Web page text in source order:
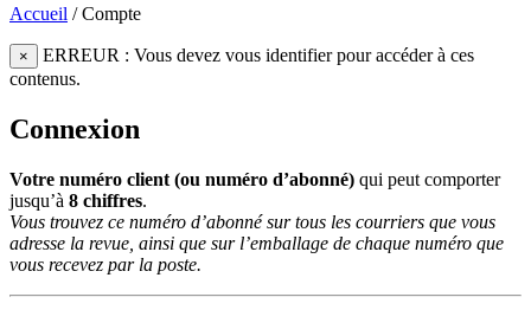
Accueil /Compte
×
ERREUR : Vous devez vous identifier pour accéder à ces
contenus.
Connexion
Votre numéro client (ou numéro d’abonné) qui peut comporter
jusqu’à 8 chiffres.
Vous trouvez ce numéro d’abonné sur tous les courriers que vous
adresse la revue, ainsi que sur l’emballage de chaque numéro que
vous recevez par la poste.